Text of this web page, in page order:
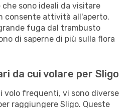
che sono ideali da visitare
consente attività all'aperto.
fuga dal trambusto
di saperne di più sulla flora
da cui volare per Sligo
volo frequenti, vi sono diverse
raggiungere Sligo. Queste